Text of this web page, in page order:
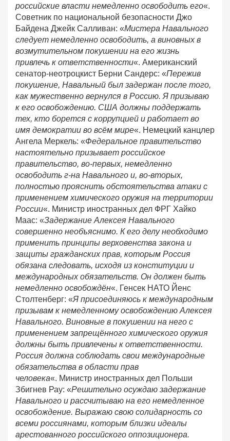
российские власти немедленно освободить его«.
Советник по национальной безопасности Джо
Байдена Джейк Салливан: «Мистера Навального
следует немедленно освободить, а виновных в
возмутительном покушении на его жизнь
привлечь к ответственности«. Американский
сенатор-неотроцкист Берни Сандерс: «Пережив
покушение, Навальный был задержан после того,
как мужественно вернулся в Россию. Я призываю
к его освобождению. США должны поддержать
тех, кто борется с коррупцией и работает во
имя демократии во всём мире«. Немецкий канцлер
Ангела Меркель: «Федеральное правительство
настоятельно призывает российское
правительство, во-первых, немедленно
освободить г-на Навального и, во-вторых,
полностью прояснить обстоятельства атаки с
применением химического оружия на территории
России«. Министр иностранных дел ФРГ Хайко
Маас: «Задержание Алексея Навального
совершенно необъяснимо. К его делу необходимо
применить принципы верховенства закона и
защиты гражданских прав, которым Россия
обязана следовать, исходя из конституции и
международных обязательств. Он должен быть
немедленно освобождён«. Генсек НАТО Йенс
Столтенберг: «Я присоединяюсь к международным
призывам к немедленному освобождению Алексея
Навального. Виновные в покушении на него с
применением запрещённого химического оружия
должны быть привлечены к ответственности.
Россия должна соблюдать свои международные
обязательства в области прав
человека«. Министр иностранных дел Польши
Збигнев Рау: «Решительно осуждаю задержание
Навального и рассчитываю на его немедленное
освобождение. Выражаю свою солидарность со
всеми россиянами, которым близки идеалы
арестованного российского оппозиционера.